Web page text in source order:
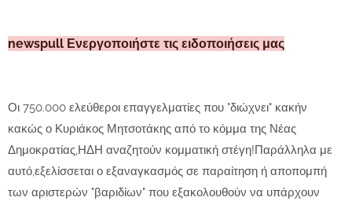
newspull Ενεργοποιήστε τις ειδοποιήσεις μας
Οι 750.000 ελεύθεροι επαγγελματίες που "διώχνει" κακήν
κακώς ο Κυριάκος Μητσοτάκης από το κόμμα της Νέας
Δημοκρατίας,ΗΔΗ αναζητούν κομματική στέγη!Παράλληλα με
αυτό,εξελίσσεται ο εξαναγκασμός σε παραίτηση ή αποπομπή
των αριστερών "βαριδίων" που εξακολουθούν να υπάρχουν